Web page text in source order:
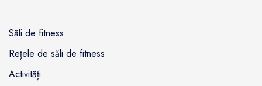
Săli de fitness
Rețele de săli de fitness
Activități